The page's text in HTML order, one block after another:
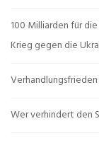
100 Milliarden für
Krieg gegen die
Wer verhindert den